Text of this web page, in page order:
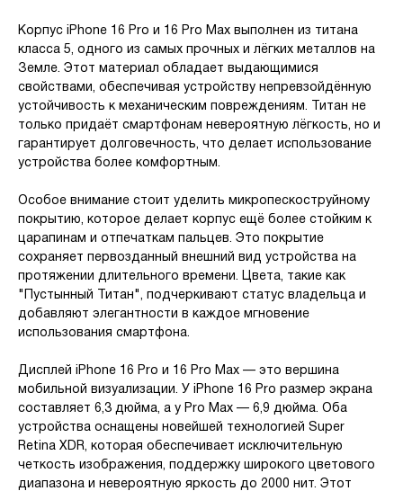
Корпус iPhone 16 Pro и 16 Pro Max выполнен из титана
класса 5, одного из самых прочных и лёгких металлов на
Земле. Этот материал обладает выдающимися
свойствами, обеспечивая устройству непревзойдённую
устойчивость к механическим повреждениям. Титан не
только придаёт смартфонам невероятную лёгкость, но и
гарантирует долговечность, что делает использование
устройства более комфортным.
Особое внимание стоит уделить микропескоструйному
покрытию, которое делает корпус ещё более стойким к
царапинам и отпечаткам пальцев. Это покрытие
сохраняет первозданный внешний вид устройства на
протяжении длительного времени. Цвета, такие как
"Пустынный Титан", подчеркивают статус владельца и
добавляют элегантности в каждое мгновение
использования смартфона.
Дисплей iPhone 16 Pro и 16 Pro Max — это вершина
мобильной визуализации. У iPhone 16 Pro размер экрана
составляет 6,3 дюйма, а у Pro Max — 6,9 дюйма. Оба
устройства оснащены новейшей технологией Super
Retina XDR, которая обеспечивает исключительную
четкость изображения, поддержку широкого цветового
диапазона и невероятную яркость до 2000 нит. Этот